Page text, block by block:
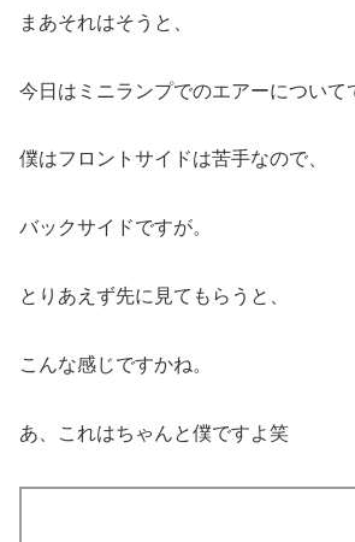
まあそれはそうと、
今日はミニランプでのエアーについて
僕はフロントサイドは苦手なので、
バックサイドですが。
とりあえず先に見てもらうと、
こんな感じですかね。
あ、これはちゃんと僕ですよ笑